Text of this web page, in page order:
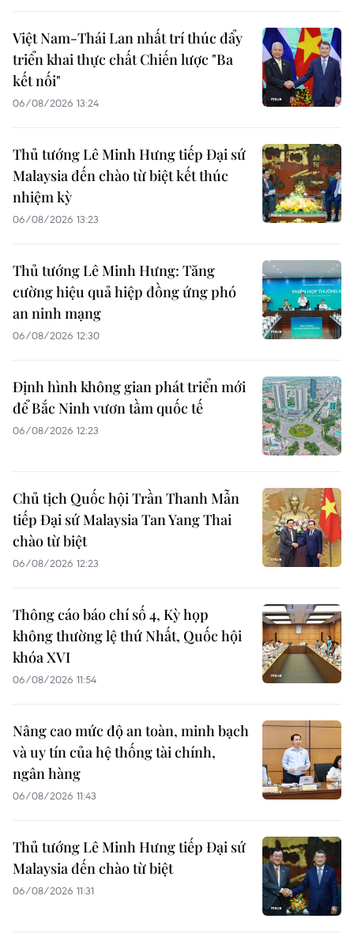
Việt Nam-Thái Lan nhất trí thúc đẩy
triển khai thực chất Chiến lược "Ba
kết nối"
06/08/2026 13:24
Thủ tướng Lê Minh Hưng tiếp Đại sứ
Malaysia đến chào từ biệt kết thúc
nhiệm kỳ
06/08/2026 13:23
Thủ tướng Lê Minh Hưng: Tăng
cường hiệu quả hiệp đồng ứng phó
an ninh mạng
06/08/2026 12:30
Định hình không gian phát triển mới
để Bắc Ninh vươn tầm quốc tế
06/08/2026 12:23
Chủ tịch Quốc hội Trần Thanh Mẫn
tiếp Đại sứ Malaysia Tan Yang Thai
chào từ biệt
06/08/2026 12:23
Thông cáo báo chí số 4, Kỳ họp
không thường lệ thứ Nhất, Quốc hội
khóa XVI
06/08/2026 11:54
Nâng cao mức độ an toàn, minh bạch
và uy tín của hệ thống tài chính,
ngân hàng
06/08/2026 11:43
Thủ tướng Lê Minh Hưng tiếp Đại sứ
Malaysia đến chào từ biệt
06/08/2026 11:31